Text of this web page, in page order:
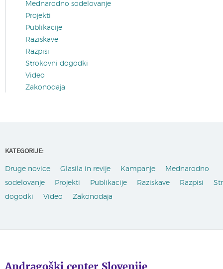
Mednarodno sodelovanje
Projekti
Publikacije
Raziskave
Razpisi
Strokovni dogodki
Video
Zakonodaja
KATEGORIJE:
Druge novice Glasila in revije Kampanje
Mednarodno
sodelovanje
Projekti Publikacije Raziskave Razpisi
dogodki
Video Zakonodaja
Andragoški center Slovenije